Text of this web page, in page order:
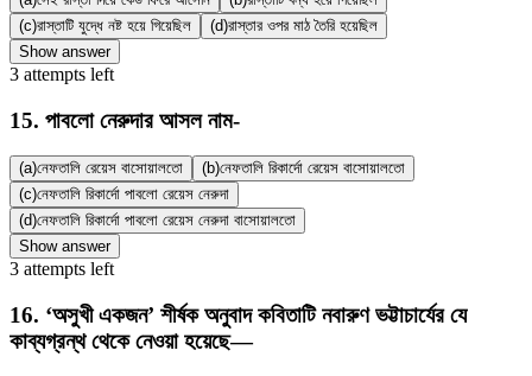
(c)রাস্তাটি যুদ্ধে নষ্ট হয়ে গিয়েছিল (d)রাস্তার ওপর মাঠ তৈরি হয়েছিল
Show answer
3 attempts left
15. পাবলো নেরুদার আসল নাম-
(a)নেফতালি রেয়েস বাসোয়ালতো (b)নেফতালি রিকার্দো রেয়েস বাসোয়ালতো
(c)নেফতালি রিকার্দো পাবলো রেয়েস নেরুদা
(d)নেফতালি রিকার্দো পাবলো রেয়েস নেরুদা বাসোয়ালতো
Show answer
3 attempts left
16. ‘অসুখী একজন’ শীর্ষক অনুবাদ কবিতাটি নবারুণ ভট্টাচার্যের যে
কাব্যগ্রন্থ থেকে নেওয়া হয়েছে—